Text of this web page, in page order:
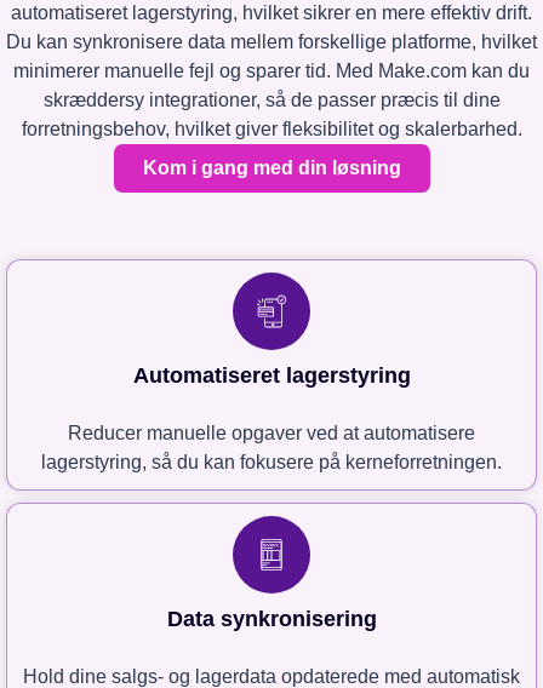
automatiseret lagerstyring, hvilket sikrer en mere effektiv drift.
Du kan synkronisere data mellem forskellige platforme, hvilket
minimerer manuelle fejl og sparer tid. Med Make.com kan du
skræddersy integrationer, så de passer præcis til dine
forretningsbehov, hvilket giver fleksibilitet og skalerbarhed.
Kom i gang med din løsning
Automatiseret lagerstyring
Reducer manuelle opgaver ved at automatisere
lagerstyring, så du kan fokusere på kerneforretningen.
Data synkronisering
Hold dine salgs- og lagerdata opdaterede med automatisk